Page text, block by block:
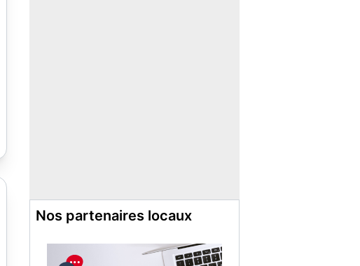
Nos partenaires locaux